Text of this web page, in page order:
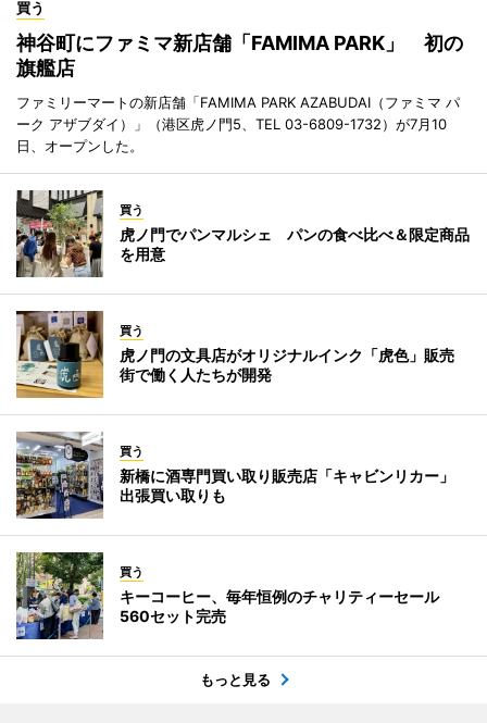
買う
神谷町にファミマ新店舗「FAMIMA PARK」 初の
旗艦店
ファミリーマートの新店舗「FAMIMA PARK AZABUDAI（ファミマ パ
ーク アザブダイ）」（港区虎ノ門5、TEL 03-6809-1732）が7月10
日、オープンした。
買う
虎ノ門でパンマルシェ パンの食べ比べ＆限定商品
を用意
買う
虎ノ門の文具店がオリジナルインク「虎色」販売
街で働く人たちが開発
買う
新橋に酒専門買い取り販売店「キャビンリカー」
出張買い取りも
買う
キーコーヒー、毎年恒例のチャリティーセール
560セット完売
もっと見る